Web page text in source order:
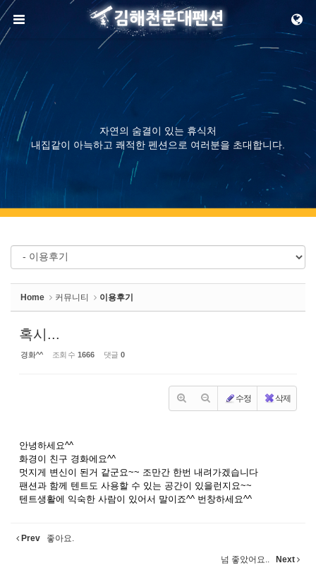
메뉴 건너뛰기
자연의 숨결이 있는 휴식처
내집같이 아늑하고 쾌적한 펜션으로 여러분을 초대합니다.
Home 커뮤니티 이용후기
혹시...
경화^^ 조회 수 1666 댓글 0
수정 삭제
안녕하세요^^
화경이 친구 경화에요^^
멋지게 변신이 된거 같군요~~ 조만간 한번 내려가겠습니다
팬션과 함께 텐트도 사용할 수 있는 공간이 있을런지요~~
텐트생활에 익숙한 사람이 있어서 말이죠^^ 번창하세요^^
Prev 좋아요.
넘 좋았어요.. Next
Sketchbook5, 스케치북5
Sketchbook5, 스케치북5